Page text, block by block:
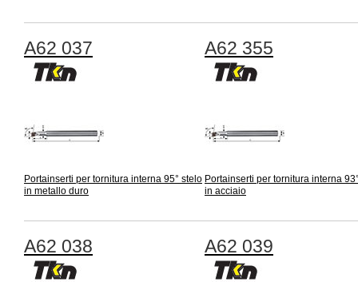
A62 037
Portainserti per tornitura interna 95° stelo
in metallo duro
A62 355
Portainserti per tornitura interna
in acciaio
A62 038 A62 039